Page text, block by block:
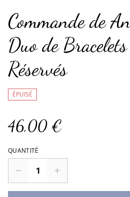
Commande de
Duo de
Réservés
ÉPUISÉ
46,00 €
QUANTITÉ